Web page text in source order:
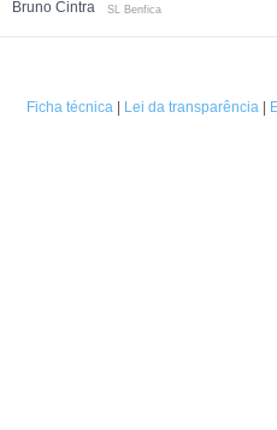
Bruno Cintra SL Benfica
Ficha técnica| Lei da transparência|